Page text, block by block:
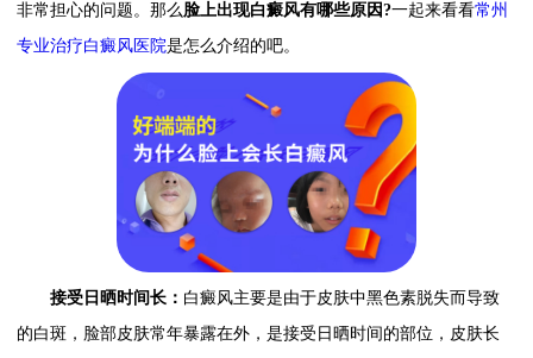
非常担心的问题。那么脸上出现白癜风有哪些原因?一起来看看常州
专业治疗白癜风医院是怎么介绍的吧。
接受日晒时间长： 白癜风主要是由于皮肤中黑色素脱失而导致
的白斑，脸部皮肤常年暴露在外，是接受日晒时间的部位，皮肤长